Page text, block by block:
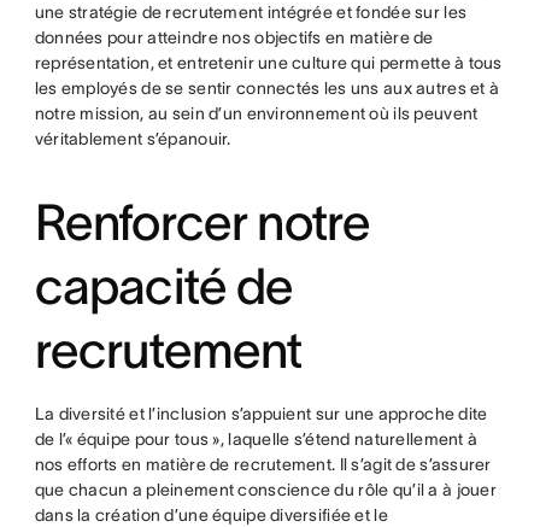
une stratégie de recrutement intégrée et fondée sur les
données pour atteindre nos objectifs en matière de
représentation, et entretenir une culture qui permette à tous
les employés de se sentir connectés les uns aux autres et à
notre mission, au sein d’un environnement où ils peuvent
véritablement s’épanouir.
Renforcer notre
capacité de
recrutement
La diversité et l’inclusion s’appuient sur une approche dite
de l’« équipe pour tous », laquelle s’étend naturellement à
nos efforts en matière de recrutement. Il s’agit de s’assurer
que chacun a pleinement conscience du rôle qu’il a à jouer
dans la création d’une équipe diversifiée et le